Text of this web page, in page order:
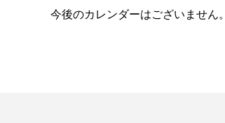
今後のカレンダーはございません。